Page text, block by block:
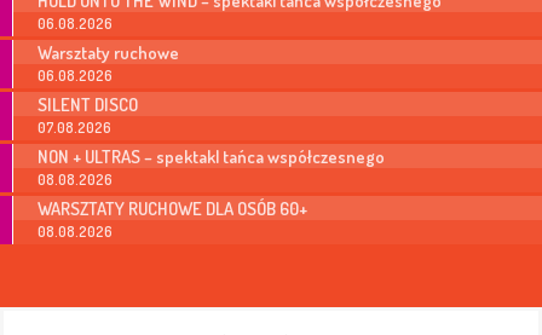
06.08.2026
Warsztaty ruchowe
06.08.2026
SILENT DISCO
07.08.2026
NON + ULTRAS – spektakl tańca współczesnego
08.08.2026
WARSZTATY RUCHOWE DLA OSÓB 60+
08.08.2026